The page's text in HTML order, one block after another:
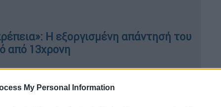
My Personal Information
Η εξοργισμένη απάντησή του
από 13χρονη